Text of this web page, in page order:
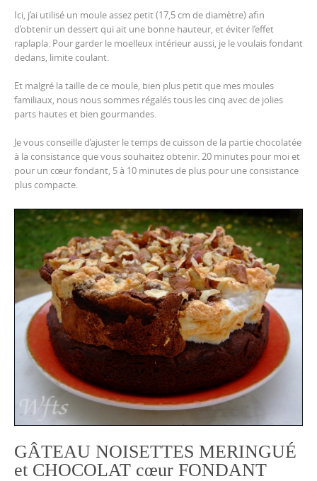
Ici, j’ai utilisé un moule assez petit (17,5 cm de diamètre) afin
d’obtenir un dessert qui ait une bonne hauteur, et éviter l’effet
raplapla. Pour garder le moelleux intérieur aussi, je le voulais fondant
dedans, limite coulant.
Et malgré la taille de ce moule, bien plus petit que mes moules
familiaux, nous nous sommes régalés tous les cinq avec de jolies
parts hautes et bien gourmandes.
Je vous conseille d’ajuster le temps de cuisson de la partie chocolatée
à la consistance que vous souhaitez obtenir. 20 minutes pour moi et
pour un cœur fondant, 5 à 10 minutes de plus pour une consistance
plus compacte.
GÂTEAU NOISETTES MERINGUÉ
et CHOCOLAT cœur FONDANT